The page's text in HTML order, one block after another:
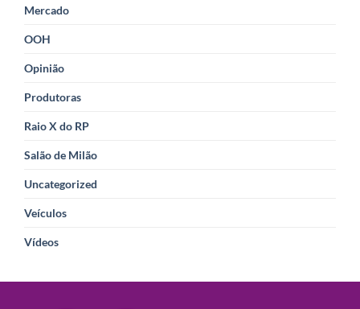
Mercado
OOH
Opinião
Produtoras
Raio X do RP
Salão de Milão
Uncategorized
Veículos
Vídeos